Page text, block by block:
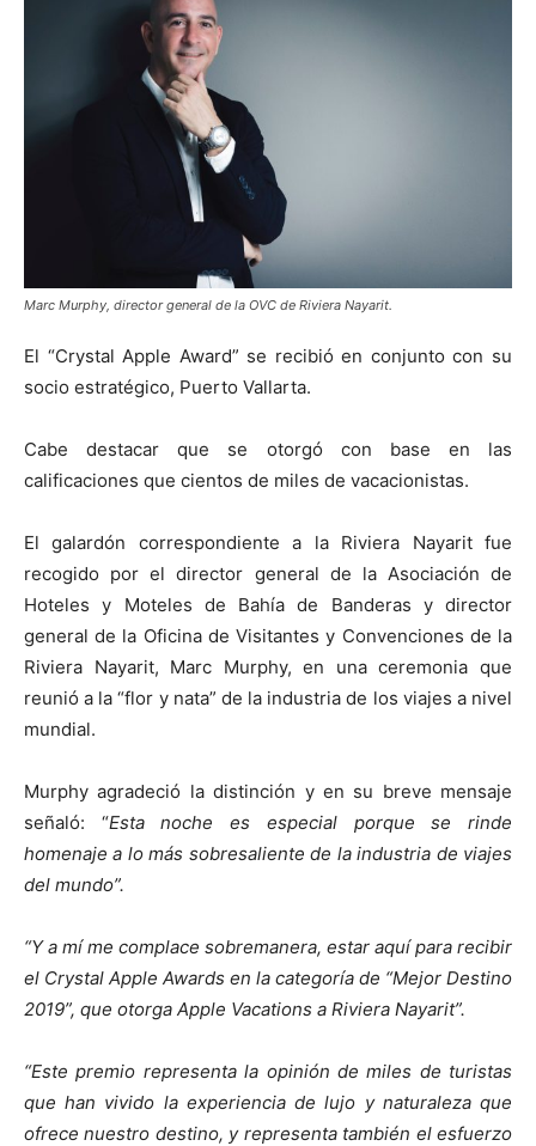
Marc Murphy, director general de la OVC de Riviera Nayarit.
El “Crystal Apple Award” se recibió en conjunto con su
socio estratégico, Puerto Vallarta.
Cabe destacar que se otorgó con base en las
calificaciones que cientos de miles de vacacionistas.
El galardón correspondiente a la Riviera Nayarit fue
recogido por el director general de la Asociación de
Hoteles y Moteles de Bahía de Banderas y director
general de la Oficina de Visitantes y Convenciones de la
Riviera Nayarit, Marc Murphy, en una ceremonia que
reunió a la “flor y nata” de la industria de los viajes a nivel
mundial.
Murphy agradeció la distinción y en su breve mensaje
señaló: “Esta noche es especial porque se rinde
homenaje a lo más sobresaliente de la industria de viajes
del mundo”.
“Y a mí me complace sobremanera, estar aquí para recibir
el Crystal Apple Awards en la categoría de “Mejor Destino
2019”, que otorga Apple Vacations a Riviera Nayarit”.
“Este premio representa la opinión de miles de turistas
que han vivido la experiencia de lujo y naturaleza que
ofrece nuestro destino, y representa también el esfuerzo